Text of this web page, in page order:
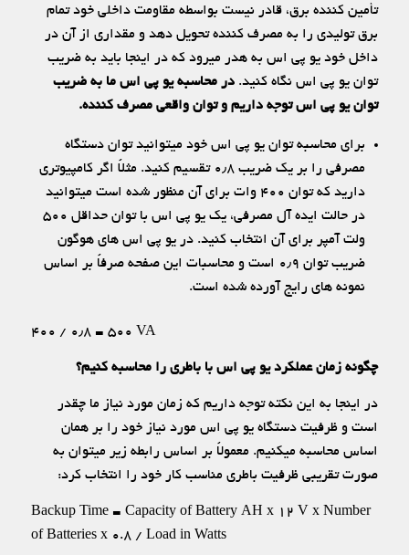
تأمین کننده برق، قادر نیست بواسطه مقاومت داخلی خود تمام
برق تولیدی را به مصرف کننده تحویل دهد و مقداری از آن در
داخل خود یو پی اس به هدر میرود که در اینجا باید به ضریب
توان یو پی اس نگاه کنید. در محاسبه یو پی اس ما به ضریب
توان یو پی اس توجه داریم و توان واقعی مصرف کننده.
برای محاسبه توان یو پی اس خود میتوانید توان دستگاه
مصرفی را بر یک ضریب ۰٫۸ تقسیم کنید. مثلاً اگر کامپیوتری
دارید که توان ۴۰۰ وات برای آن منظور شده است میتوانید
در حالت ایده آل مصرفی، یک یو پی اس با توان حداقل ۵۰۰
ولت آمپر برای آن انتخاب کنید. در یو پی اس های هوگون
ضریب توان ۰٫۹ است و محاسبات این صفحه صرفاً بر اساس
نمونه های رایج آورده شده است.
۴۰۰ / ۰٫۸ = ۵۰۰ VA
چگونه زمان عملکرد یو پی اس با باطری را محاسبه کنیم؟
در اینجا به این نکته توجه داریم که زمان مورد نیاز ما چقدر
است و ظرفیت دستگاه یو پی اس مورد نیاز خود را بر همان
اساس محاسبه میکنیم. معمولاً بر اساس رابطه زیر میتوان به
صورت تقریبی ظرفیت باطری مناسب کار خود را انتخاب کرد:
Backup Time = Capacity of Battery AH x 12 V x Number
of Batteries x 0.8 / Load in Watts